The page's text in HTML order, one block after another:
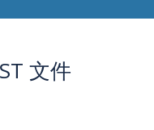
文件